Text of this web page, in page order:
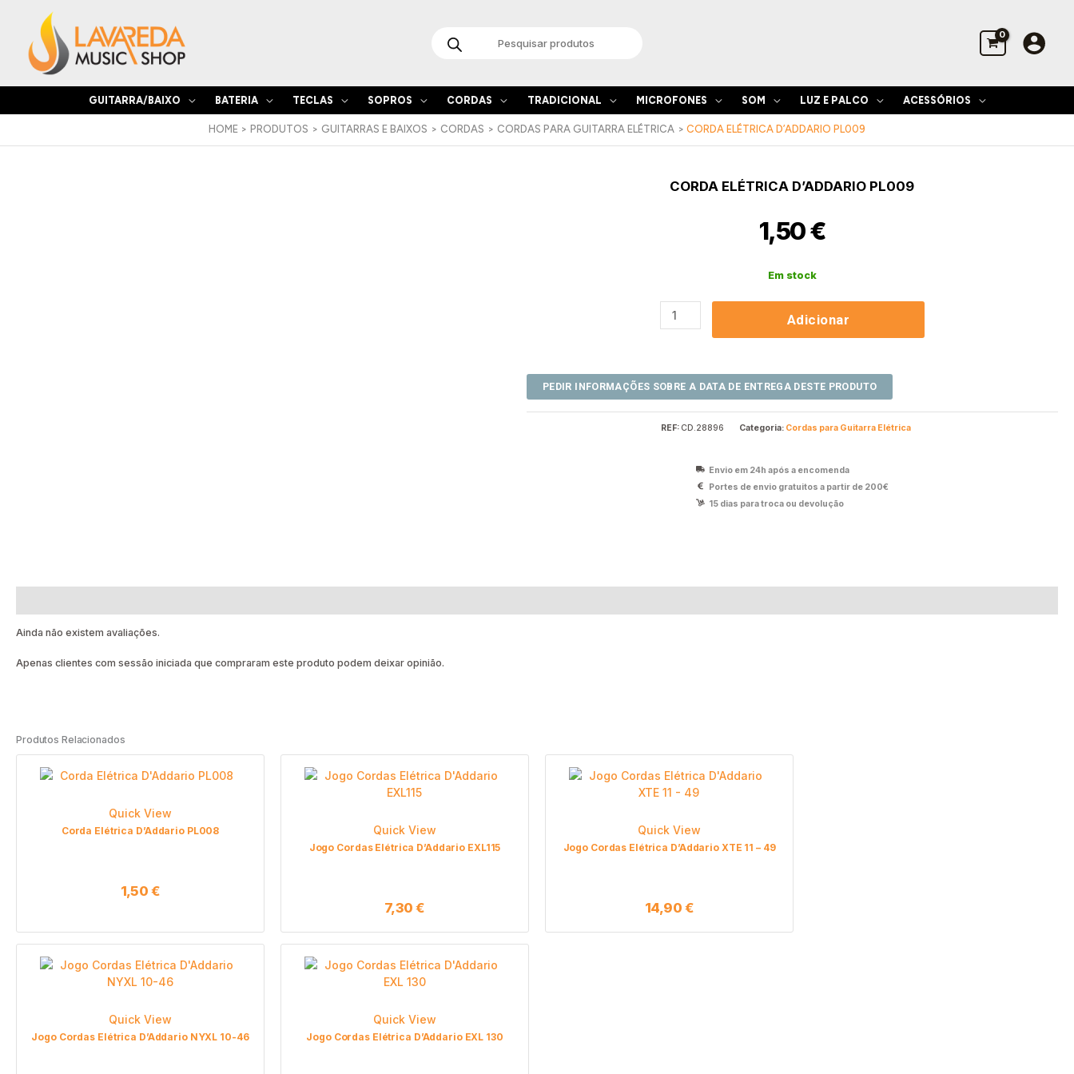
content
search
GUITARRA/BAIXO BATERIA TECLAS SOPROS CORDAS TRADICIONAL MICROFONES SOM LUZ E PALCO ACESSÓRIOS
HOME PRODUTOS GUITARRAS E BAIXOS CORDAS CORDAS PARA GUITARRA ELÉTRICA CORDA ELÉTRICA D’ADDARIO PL009
CORDA ELÉTRICA D’ADDARIO PL009
1,50€
Em stock
de
Adicionar
REF: CD.28896 Categoria: Cordas para Guitarra Elétrica
Envio em 24h após a encomenda
Portes de envio gratuitos a partir de 200€
15 dias para troca ou devolução
Ainda não existem avaliações.
Apenas clientes com sessão iniciada que compraram este produto podem deixar opinião.
Produtos Relacionados
Quick View
Corda Elétrica D’Addario PL008
1,50 €
Quick View
Jogo Cordas Elétrica D’Addario EXL115
7,30€
Quick View
Jogo Cordas Elétrica D’Addario XTE 11 – 49
14,90 €
Quick View
Jogo Cordas Elétrica D’Addario NYXL 10-46
Quick View
Jogo Cordas Elétrica D’Addario EXL 130